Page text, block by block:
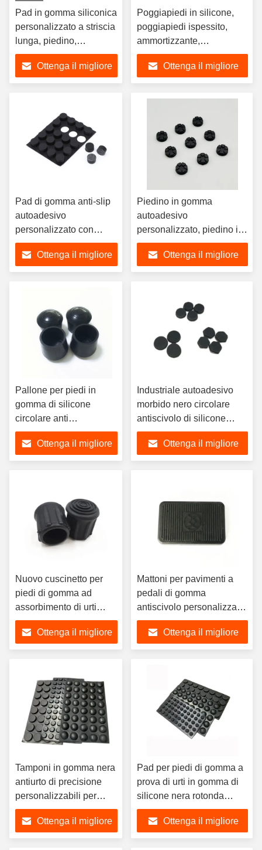
Pad in gomma siliconica
personalizzato a striscia
lunga, piedino,
protezione tagliata in
varie dimensioni
Ottenga il migliore
Poggiapiedi in silicone,
poggiapiedi ispessito,
ammortizzante,
antiscivolo,
personalizzazione
fustellata
Ottenga il migliore
Pad di gomma anti-slip
autoadesivo
personalizzato con
dimensioni e colori
personalizzabili
Ottenga il migliore
Piedino in gomma
autoadesivo
personalizzato, piedino in
silicone resistente al
calore, piedino protettivo
multiuso
Ottenga il migliore
Pallone per piedi in
gomma di silicone
circolare anti
scivolamento Poltrona
copertura per gambe
anti scivolamento
Ottenga il migliore
Industriale autoadesivo
morbido nero circolare
antiscivolo di silicone
gomma pedana per piedi
di taglio di servizio di
guarnizione
Ottenga il migliore
Nuovo cuscinetto per
piedi di gomma ad
assorbimento di urti
circolare antiscivolo
personalizzato
Ottenga il migliore
Mattoni per pavimenti a
pedali di gomma
antiscivolo personalizzati,
tappeti per pavimenti
universali, gomma
quadrata
Ottenga il migliore
Tamponi in gomma nera
antiurto di precisione
personalizzabili per
elettrodomestici
Ottenga il migliore
Pad per piedi di gomma a
prova di urti in gomma di
silicone nera rotonda
personalizzata
Ottenga il migliore